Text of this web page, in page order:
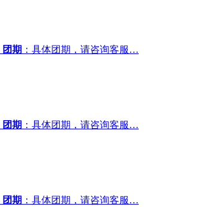
团期 ：具体团期，请咨询客服…
团期 ：具体团期，请咨询客服…
团期 ：具体团期，请咨询客服…